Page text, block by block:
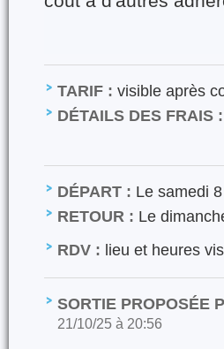
TARIF : visible après
DÉTAILS DES FRAIS :
DÉPART : Le samedi
RETOUR : Le
RDV : lieu et heures
SORTIE PROPOSÉE
21/10/25 à 20:56